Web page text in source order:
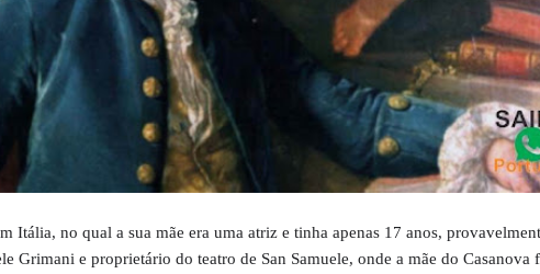
Itália, no qual a sua mãe era uma atriz e tinha apenas 17 anos,
Grimani e proprietário do teatro de San Samuele, onde a mãe do Casanova